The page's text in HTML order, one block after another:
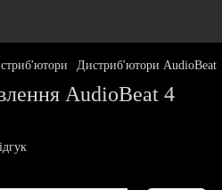
Дистриб'ютори AudioBeat
AudioBeat 4